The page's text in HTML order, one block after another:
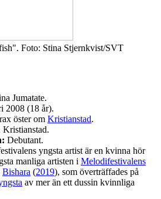
Foto: Stina Stjernkvist/SVT
Jumatate.
2008 (18 år).
öster om Kristianstad.
Kristianstad.
Debutant.
yngsta artist är en kvinna hör
manliga artisten i Melodifestivalens
Bishara (2019), som överträffades på
av mer än ett dussin kvinnliga